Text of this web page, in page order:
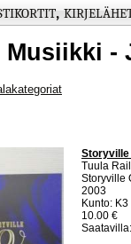
-
Storyville
Tuula
Storyville
2003
Kunto:
10.00 €